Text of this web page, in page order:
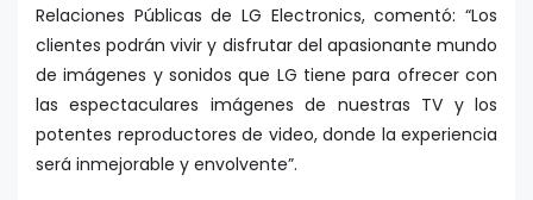
Relaciones Públicas de LG Electronics, comentó: “Los
clientes podrán vivir y disfrutar del apasionante mundo
de imágenes y sonidos que LG tiene para ofrecer con
las espectaculares imágenes de nuestras TV y los
potentes reproductores de video, donde la experiencia
será inmejorable y envolvente”.